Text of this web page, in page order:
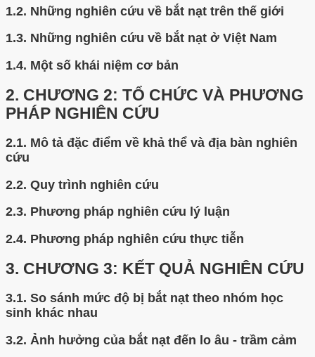
1.2. Những nghiên cứu về bắt nạt trên thế giới
1.3. Những nghiên cứu về bắt nạt ở Việt Nam
1.4. Một số khái niệm cơ bản
2. CHƯƠNG 2: TỔ CHỨC VÀ PHƯƠNG
PHÁP NGHIÊN CỨU
2.1. Mô tả đặc điểm về khả thể và địa bàn nghiên
cứu
2.2. Quy trình nghiên cứu
2.3. Phương pháp nghiên cứu lý luận
2.4. Phương pháp nghiên cứu thực tiễn
3. CHƯƠNG 3: KẾT QUẢ NGHIÊN CỨU
3.1. So sánh mức độ bị bắt nạt theo nhóm học
sinh khác nhau
3.2. Ảnh hưởng của bắt nạt đến lo âu - trầm cảm